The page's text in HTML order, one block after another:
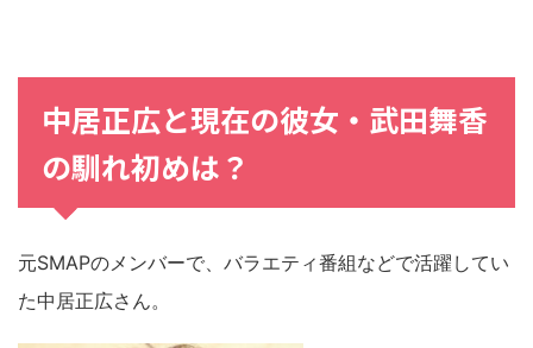
中居正広と現在の彼女・武田舞香
の馴れ初めは？
元SMAPのメンバーで、バラエティ番組などで活躍してい
た中居正広さん。